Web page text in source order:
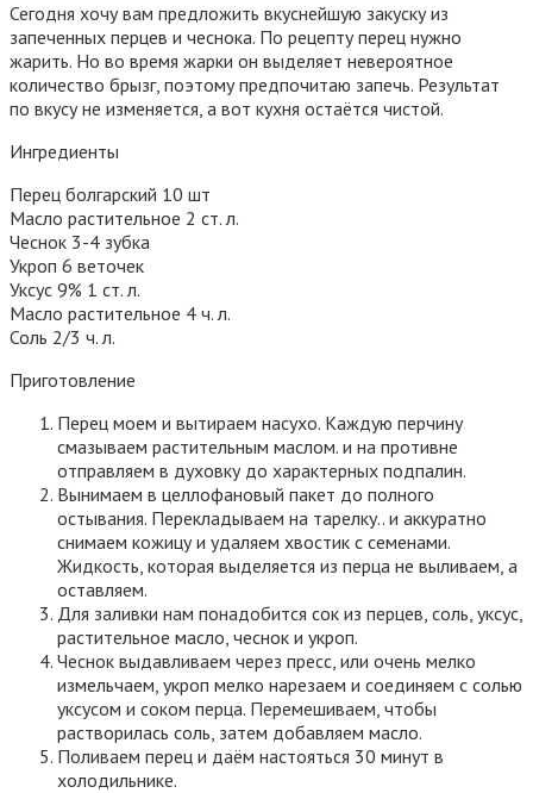
Сегодня хочу вам предложить вкуснейшую закуску из
запеченных перцев и чеснока. По рецепту перец нужно
жарить. Но во время жарки он выделяет невероятное
количество брызг, поэтому предпочитаю запечь. Результат
по вкусу не изменяется, а вот кухня остаётся чистой.
Ингредиенты
Перец болгарский 10 шт
Масло растительное 2 ст. л.
Чеснок 3-4 зубка
Укроп 6 веточек
Уксус 9% 1 ст. л.
Масло растительное 4 ч. л.
Соль 2/3 ч. л.
Приготовление
Перец моем и вытираем насухо. Каждую перчину
смазываем растительным маслом. и на противне
отправляем в духовку до характерных подпалин.
Вынимаем в целлофановый пакет до полного
остывания. Перекладываем на тарелку.. и аккуратно
снимаем кожицу и удаляем хвостик с семенами.
Жидкость, которая выделяется из перца не выливаем, а
оставляем.
Для заливки нам понадобится сок из перцев, соль, уксус,
растительное масло, чеснок и укроп.
Чеснок выдавливаем через пресс, или очень мелко
измельчаем, укроп мелко нарезаем и соединяем с солью
уксусом и соком перца. Перемешиваем, чтобы
растворилась соль, затем добавляем масло.
Поливаем перец и даём настояться 30 минут в
холодильнике.